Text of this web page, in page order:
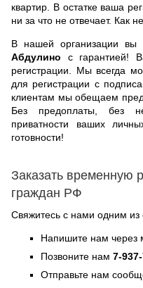
квартир. В остатке ваша
ни за что не отвечает. Как
В нашей организации
Абдулино с гарантией!
регистрации. Мы всегда
для регистрации с
клиентам мы обещаем
Без предоплаты, без
приватности ваших
готовности!
Заказать временную
граждан РФ
Свяжитесь с нами одним
Напишите нам через
Позвоните нам 7-
Отправьте нам